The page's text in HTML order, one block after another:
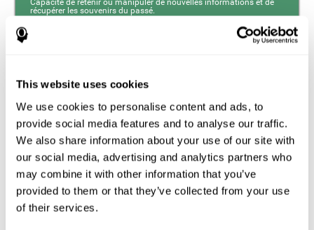
This website uses cookies
We use cookies to personalise content and ads, to
provide social media features and to analyse our traffic.
We also share information about your use of our site with
our social media, advertising and analytics partners who
may combine it with other information that you’ve
provided to them or that they’ve collected from your use
of their services.
récupérer les souvenirs du passé.
Mémoire à court terme et brouillard cérébral. La mémoire
d'information durant une courte période, comme lorsque
nous retenons le début d'une phrase pour la comprendre
dans son ensemble. Un problème dans la mémoire à
court terme peut altérer la compréhension de ce que nous
écoutons car nous ne retenons pas correctement toute
l'information qui arrive à nos sens. Selon ce que montrent
bon fonctionnement de leur mémoire à court terme après
un traitement anti-cancéreux.